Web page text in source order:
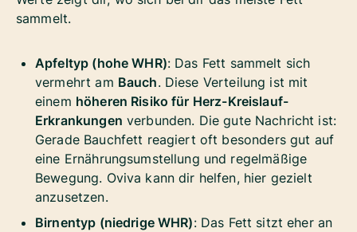
sammelt.
Apfeltyp (hohe WHR): Das Fett sammelt sich
vermehrt am Bauch. Diese Verteilung ist mit
einem höheren Risiko für Herz-Kreislauf-
Erkrankungen verbunden. Die gute Nachricht ist:
Gerade Bauchfett reagiert oft besonders gut auf
eine Ernährungsumstellung und regelmäßige
Bewegung. Oviva kann dir helfen, hier gezielt
anzusetzen.
Birnentyp (niedrige WHR): Das Fett sitzt eher an